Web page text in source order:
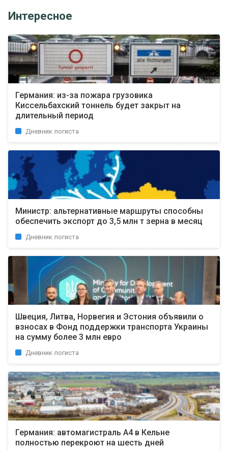
Интересное
Германия: из-за пожара грузовика
Киссельбахский тоннель будет закрыт на
длительный период
Дневник логиста
Министр: альтернативные маршруты способны
обеспечить экспорт до 3,5 млн т зерна в месяц
Дневник логиста
Швеция, Литва, Норвегия и Эстония объявили о
взносах в Фонд поддержки транспорта Украины
на сумму более 3 млн евро
Дневник логиста
Германия: автомагистраль A4 в Кельне
полностью перекроют на шесть дней